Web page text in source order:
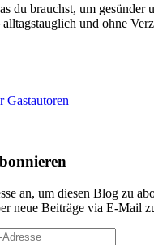
du brauchst, um gesünder
und ohne
Gastautoren
an, um diesen Blog zu
neue Beiträge via E-Mail